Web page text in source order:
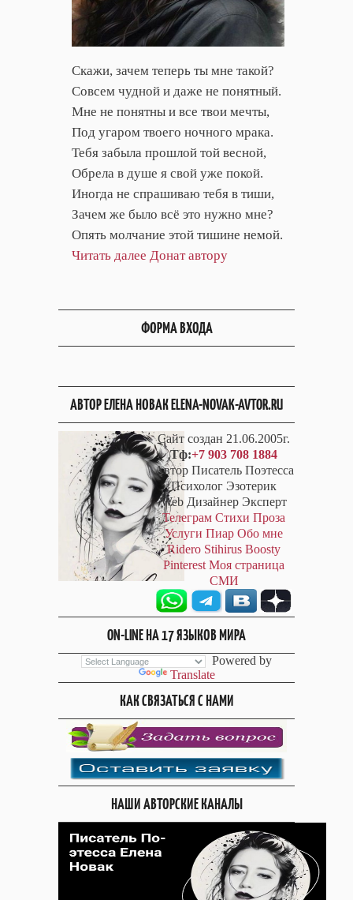
Скажи, зачем теперь ты мне такой?
Совсем чудной и даже не понятный.
Мне не понятны и все твои мечты,
Под угаром твоего ночного мрака.
Тебя забыла прошлой той весной,
Обрела в душе я свой уже покой.
Иногда не спрашиваю тебя в тиши,
Зачем же было всё это нужно мне?
Опять молчание этой тишине немой.
Читать далее Донат автору
ФОРМА ВХОДА
АВТОР ЕЛЕНА НОВАК ELENA-NOVAK-AVTOR.RU
Сайт создан 21.06.2005г.
Тф:+7 903 708 1884
Автор Писатель Поэтесса
Психолог Эзотерик
Web Дизайнер Эксперт
Телеграм Стихи Проза
Услуги Пиар Обо мне
Ridero Stihirus Boosty
Pinterest Моя страница
СМИ
ON-LINE НА 17 ЯЗЫКОВ МИРА
Powered by
Translate
КАК СВЯЗАТЬСЯ С НАМИ
НАШИ АВТОРСКИЕ КАНАЛЫ